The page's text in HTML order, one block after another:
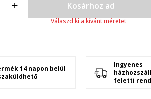
Kosárhoz ad
Válaszd ki a kívánt méretet
14 napon belül
Ingyenes
feletti